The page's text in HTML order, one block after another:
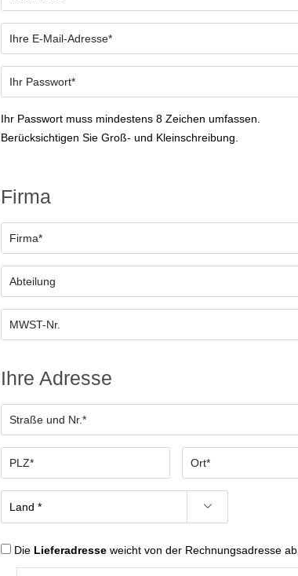
Ihr Passwort muss mindestens 8 Zeichen umfassen.
Berücksichtigen Sie Groß- und Kleinschreibung.
Firma
Ihre Adresse
Die Lieferadresse weicht von der Rechnungsadresse ab.